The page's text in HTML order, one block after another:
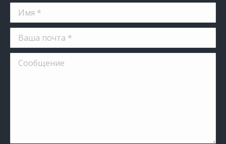
Имя *
Ваша почта *
Сообщение